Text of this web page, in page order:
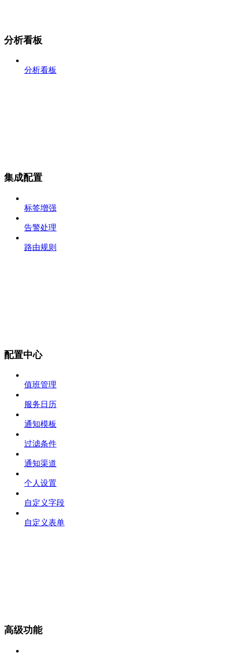
分析看板
分析看板
集成配置
标签增强
告警处理
路由规则
配置中心
值班管理
服务日历
通知模板
过滤条件
通知渠道
个人设置
自定义字段
自定义表单
高级功能